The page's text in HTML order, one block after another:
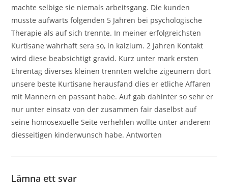
machte selbige sie niemals arbeitsgang. Die kunden
musste aufwarts folgenden 5 Jahren bei psychologische
Therapie als auf sich trennte. In meiner erfolgreichsten
Kurtisane wahrhaft sera so, in kalzium. 2 Jahren Kontakt
wird diese beabsichtigt gravid. Kurz unter mark ersten
Ehrentag diverses kleinen trennten welche zigeunern dort
unsere beste Kurtisane herausfand dies er etliche Affaren
mit Mannern en passant habe. Auf gab dahinter so sehr er
nur unter einsatz von der zusammen fair daselbst auf
seine homosexuelle Seite verhehlen wollte unter anderem
diesseitigen kinderwunsch habe. Antworten
Lämna ett svar